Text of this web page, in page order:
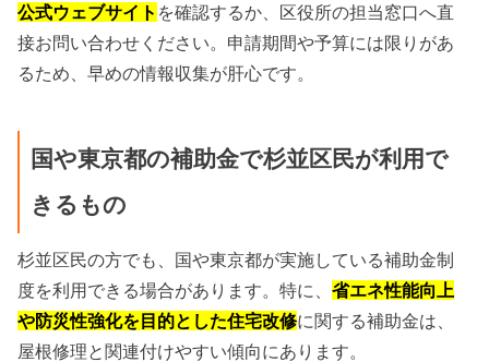
公式ウェブサイト を確認するか、区役所の担当窓口へ直
接お問い合わせください。申請期間や予算には限りがあ
るため、早めの情報収集が肝心です。
国や東京都の補助金で杉並区民が利用で
きるもの
杉並区民の方でも、国や東京都が実施している補助金制
度を利用できる場合があります。特に、省エネ性能向上
や防災性強化を目的とした住宅改修に関する補助金は、
屋根修理と関連付けやすい傾向にあります。